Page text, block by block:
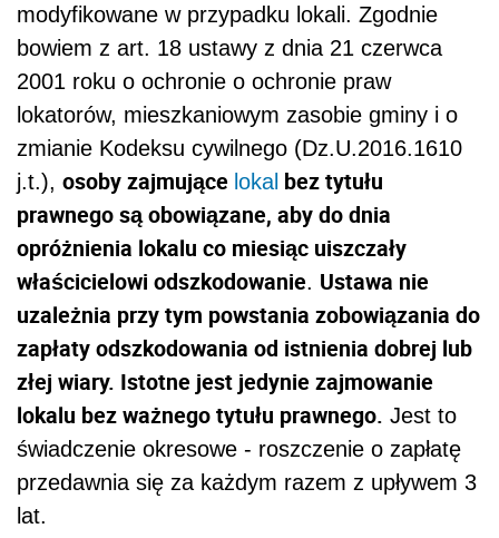
modyfikowane w przypadku lokali. Zgodnie
bowiem z art. 18 ustawy z dnia 21 czerwca
2001 roku o ochronie o ochronie praw
lokatorów, mieszkaniowym zasobie gminy i o
zmianie Kodeksu cywilnego (Dz.U.2016.1610
j.t.), osoby zajmujące lokal bez tytułu
prawnego są obowiązane, abydo dnia
opróżnienia lokalu co miesiąc uiszczały
właścicielowi odszkodowanie. Ustawa nie
uzależnia przy tym powstania zobowiązania do
zapłaty odszkodowania od istnienia dobrej lub
złej wiary. Istotne jest jedynie zajmowanie
lokalu bez ważnego tytułu prawnego. Jest to
świadczenie okresowe - roszczenie o zapłatę
przedawnia się za każdym razem z upływem 3
lat.